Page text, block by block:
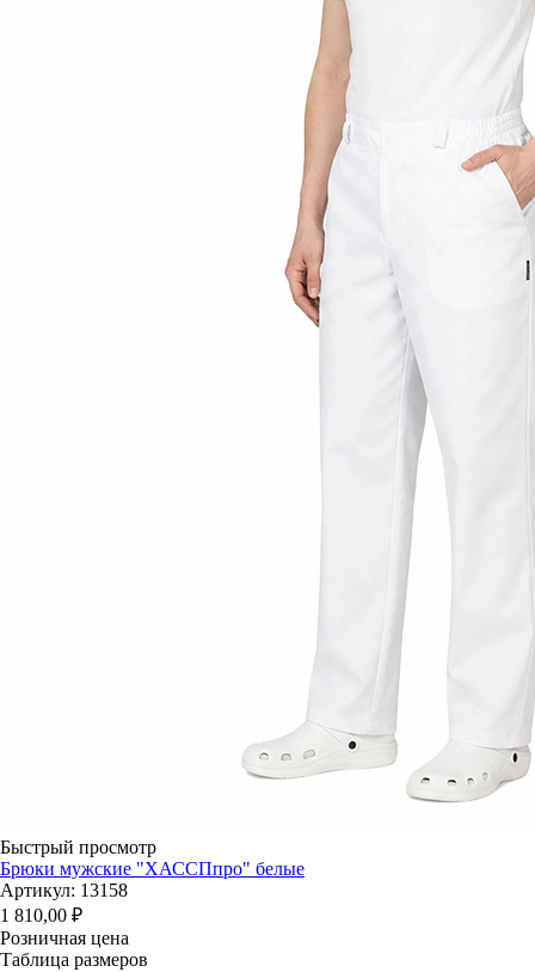
Быстрый просмотр
Брюки мужские "ХАССПпро" белые
Артикул: 13158
1 810,00 ₽
Розничная цена
Таблица размеров